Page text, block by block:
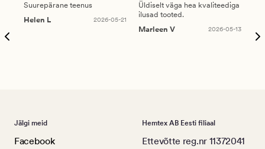
Suurepärane teenus
Helen L
2026-05-21
Üldiselt väga hea kvaliteediga
ilusad tooted.
Marleen V
2026-05-13
Jälgi meid
Facebook
Hemtex AB Eesti filiaal
Ettevõtte reg.nr 11372041